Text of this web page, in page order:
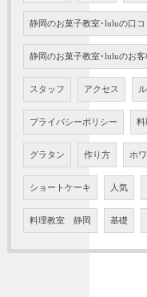
静岡のお菓子教室･luluの口コ
静岡のお菓子教室･luluのお客
スタッフ アクセス
プライバシーポリシー 料
グラタン 作り方 ホ
ショートケーキ 人気
料理教室 静岡 基礎